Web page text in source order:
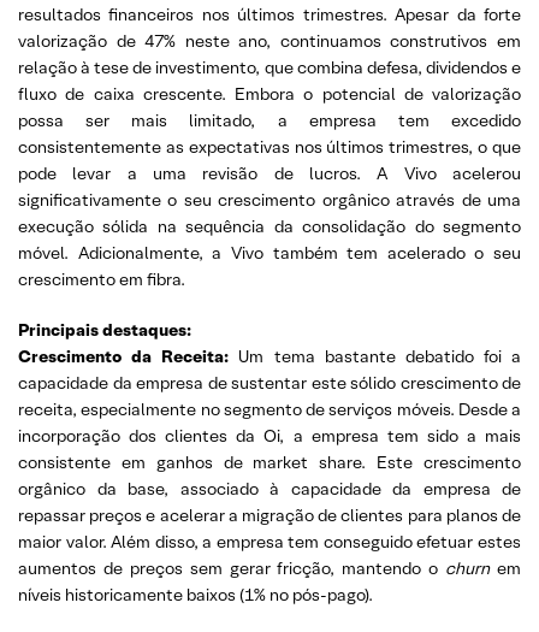
resultados financeiros nos últimos trimestres. Apesar da forte
valorização de 47% neste ano, continuamos construtivos em
relação à tese de investimento, que combina defesa, dividendos e
fluxo de caixa crescente. Embora o potencial de valorização
possa ser mais limitado, a empresa tem excedido
consistentemente as expectativas nos últimos trimestres, o que
pode levar a uma revisão de lucros. A Vivo acelerou
significativamente o seu crescimento orgânico através de uma
execução sólida na sequência da consolidação do segmento
móvel. Adicionalmente, a Vivo também tem acelerado o seu
crescimento em fibra.
Principais destaques:
Crescimento da Receita: Um tema bastante debatido foi a
capacidade da empresa de sustentar este sólido crescimento de
receita, especialmente no segmento de serviços móveis. Desde a
incorporação dos clientes da Oi, a empresa tem sido a mais
consistente em ganhos de market share. Este crescimento
orgânico da base, associado à capacidade da empresa de
repassar preços e acelerar a migração de clientes para planos de
maior valor. Além disso, a empresa tem conseguido efetuar estes
aumentos de preços sem gerar fricção, mantendo o churnem
níveis historicamente baixos (1% no pós-pago).